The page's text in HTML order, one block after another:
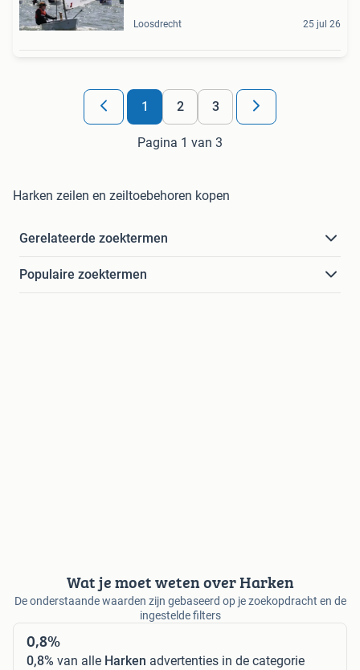
Loosdrecht 25 jul 26
1 2 3
Pagina 1 van 3
Harken zeilen en zeiltoebehoren kopen
Gerelateerde zoektermen
Populaire zoektermen
Wat je moet weten over Harken
De onderstaande waarden zijn gebaseerd op je zoekopdracht en de
ingestelde filters
0,8%
0,8% van alle Harken advertenties in de categorie